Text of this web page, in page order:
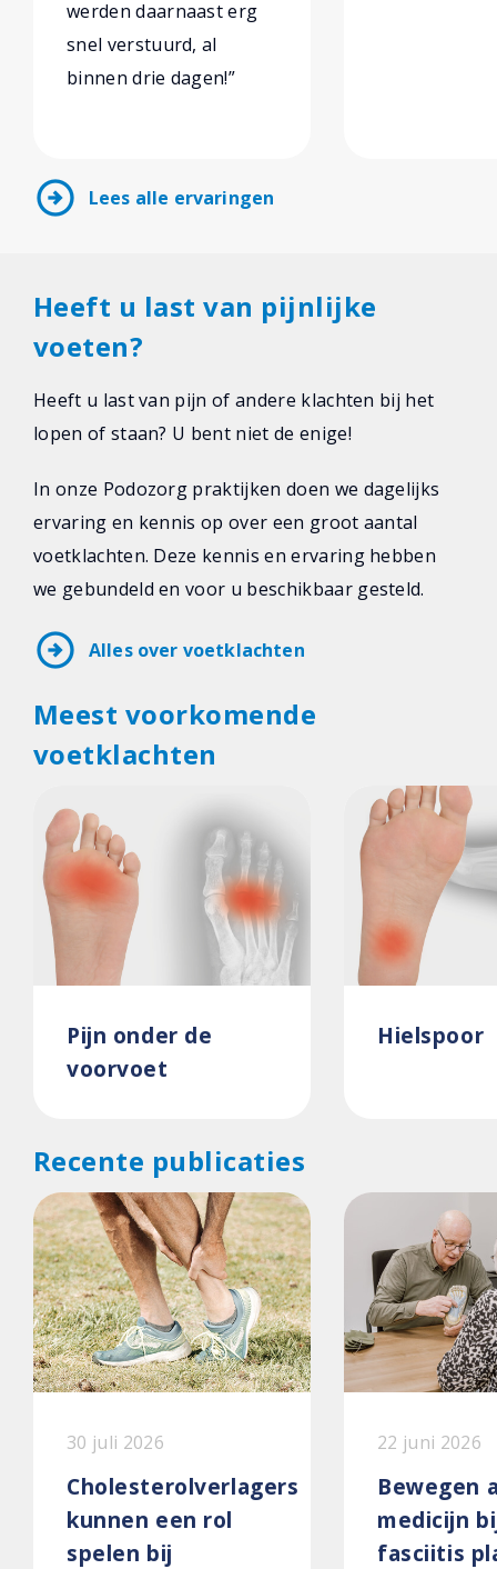
werden daarnaast erg
snel verstuurd, al
binnen drie dagen!”
arrow_circle_right Lees alle ervaringen
Heeft u last van pijnlijke
voeten?
Heeft u last van pijn of andere klachten bij het
lopen of staan? U bent niet de enige!
In onze Podozorg praktijken doen we dagelijks
ervaring en kennis op over een groot aantal
voetklachten. Deze kennis en ervaring hebben
we gebundeld en voor u beschikbaar gesteld.
arrow_circle_right Alles over voetklachten
Meest voorkomende
voetklachten
Pijn onder de
voorvoet
Hielspoor
Recente publicaties
30 juli 2026
Cholesterolverlagers
kunnen een rol
spelen bij
22 juni 2026
Bewegen
medicijn
fasciitis